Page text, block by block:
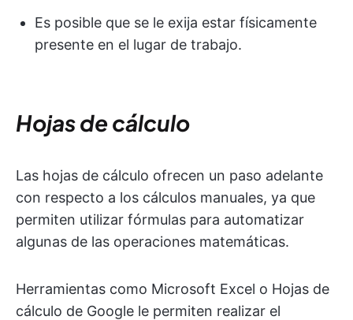
Es posible que se le exija estar físicamente
presente en el lugar de trabajo.
Hojas de cálculo
Las hojas de cálculo ofrecen un paso adelante
con respecto a los cálculos manuales, ya que
permiten utilizar fórmulas para automatizar
algunas de las operaciones matemáticas.
Herramientas como Microsoft Excel o Hojas de
cálculo de Google le permiten realizar el